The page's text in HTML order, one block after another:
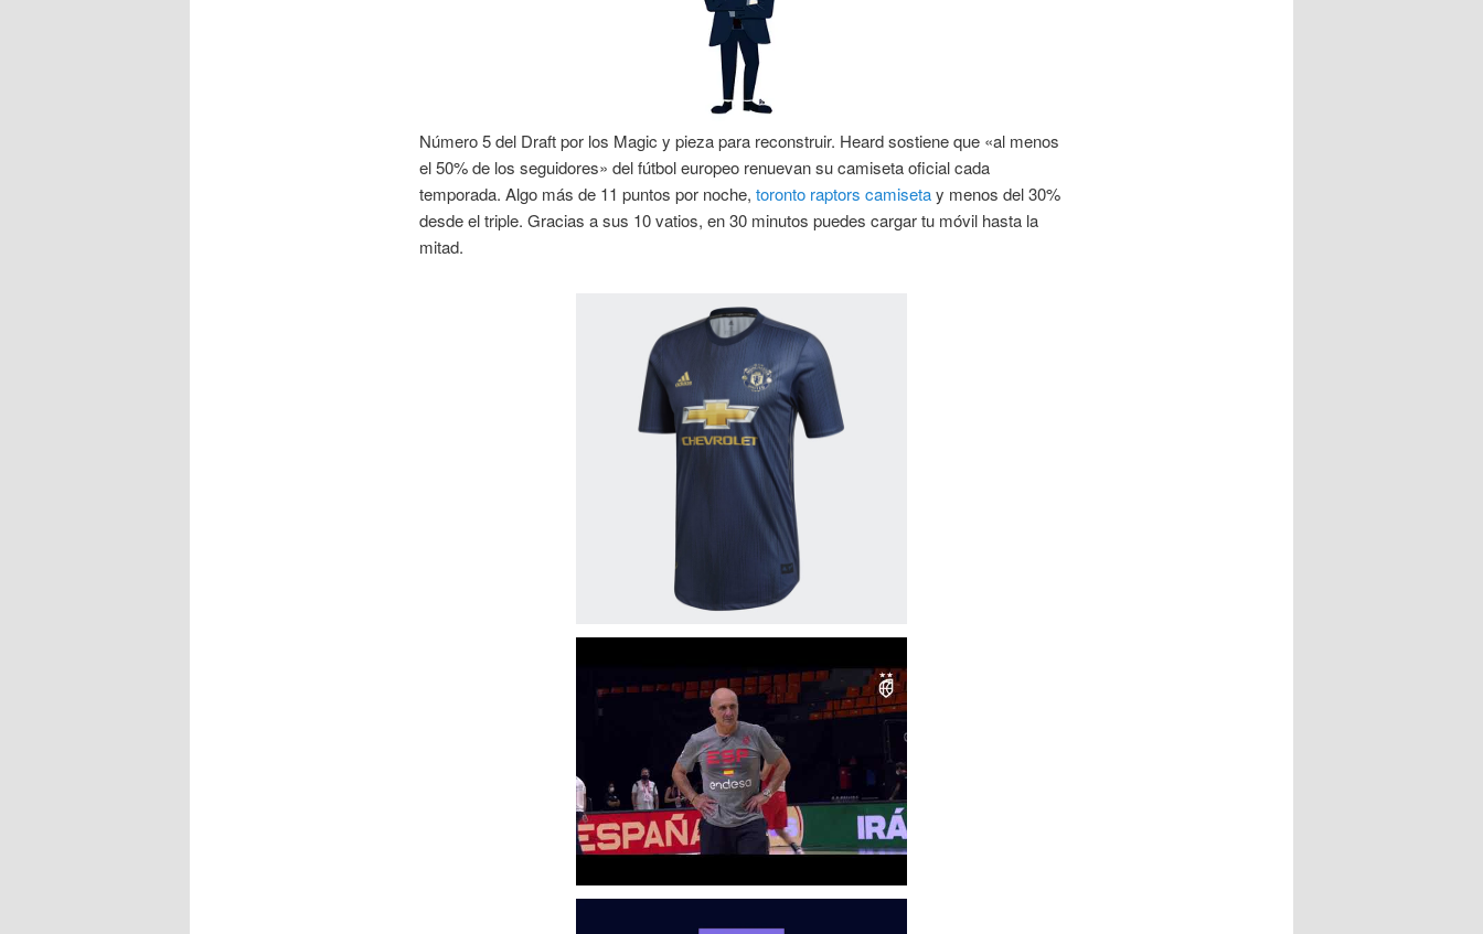
Número 5 del Draft por los Magic y pieza para reconstruir. Heard sostiene que «al menos
el 50% de los seguidores» del fútbol europeo renuevan su camiseta oficial cada
temporada. Algo más de 11 puntos por noche, toronto raptors camisetay menos del 30%
desde el triple. Gracias a sus 10 vatios, en 30 minutos puedes cargar tu móvil hasta la
mitad.